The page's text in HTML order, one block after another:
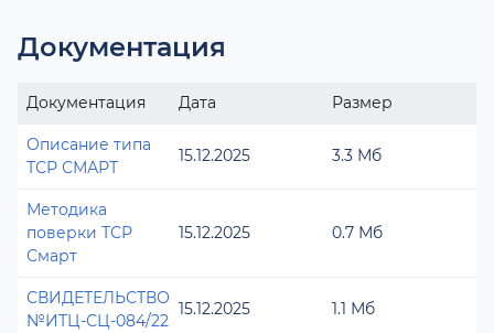
Документация
Документация Дата Размер
Описание типа
ТСР СМАРТ
15.12.2025 3.3 Мб
Методика
поверки ТСР
Смарт
15.12.2025 0.7 Мб
СВИДЕТЕЛЬСТВО
№ИТЦ-СЦ-084/22
15.12.2025 1.1 Мб